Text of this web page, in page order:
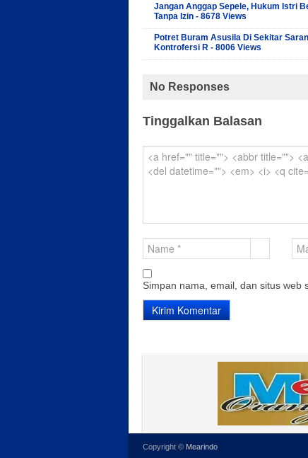
Jangan Anggap Sepele, Hukum Istri
Tanpa Izin - 8678 Views
Potret Buram Asusila Di Sekitar
Kontrofersi R - 8006 Views
No Responses
Tinggalkan Balasan
Simpan nama, email, dan situs web
Copyright © Mearindo